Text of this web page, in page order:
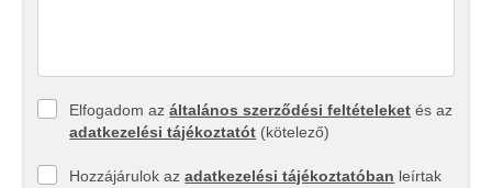
Elfogadom azáltalános szerződési feltételeket és az
adatkezelési tájékoztatót (kötelező)
Hozzájárulok azadatkezelési tájékoztatóban leírtak